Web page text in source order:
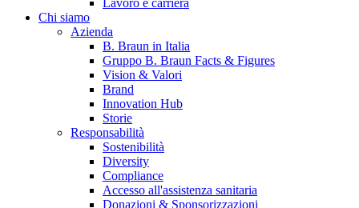
Catalogo prodotti
Trova il prodotto che stai cercando. Visita il catalogo B. Braun
Contatti
Hai domande o richieste? Scrivici per entrare subito in contatto
Chi siamo
Azienda
B. Braun in Italia
Gruppo B. Braun Facts & Figures
Vision & Valori
Brand
Innovation Hub
Storie
Responsabilità
Sostenibilità
Diversity
Compliance
Accesso all'assistenza sanitaria
Donazioni & Sponsorizzazioni